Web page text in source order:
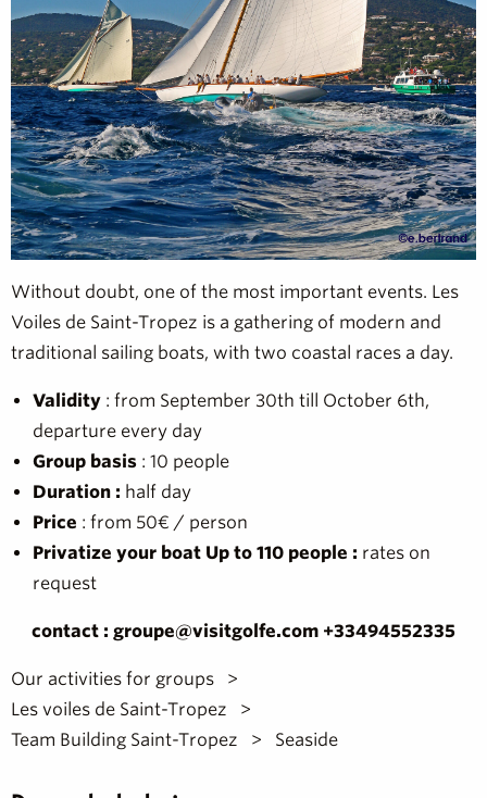
Without doubt, one of the most important events. Les
Voiles de Saint-Tropez is a gathering of modern and
traditional sailing boats, with two coastal races a day.
Validity : from September 30th till October 6th,
departure every day
Group basis : 10 people
Duration : half day
Price : from 50€ / person
Privatize your boat Up to 110 people : rates on
request
contact : groupe@visitgolfe.com +33494552335
Our activities for groups
Les voiles de Saint-Tropez
Team Building Saint-Tropez
Seaside